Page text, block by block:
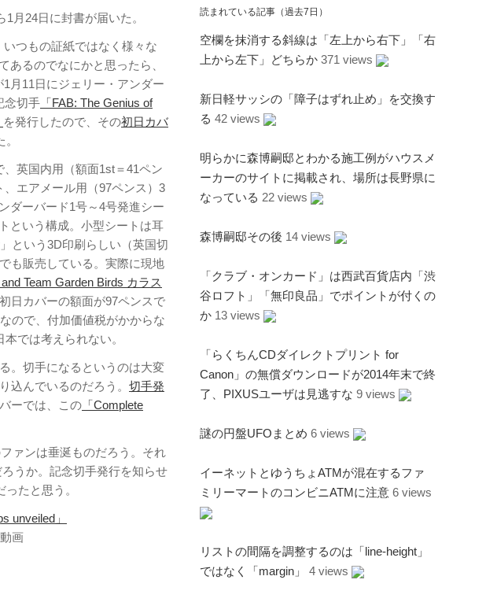
1月24日に封書が届いた。
つもの証紙ではなく様々な
あるのでなにかと思ったら、
1月11日にジェリー・アンダー
念切手 「FAB: The Genius of
を発行したので、その初日カバ
、英国内用（額面1st＝41ペン
、エアメール用（97ペンス）3
ダーバード1号～4号発進シー
という構成。小型シートは耳
という3D印刷らしい（英国切
でも販売している。実際に現地
and Team Garden Birds カラス
日カバーの額面が97ペンスで
ので、付加価値税がかからな
では考えられない。
。切手になるというのは大変
込んでいるのだろう。 切手発
ーでは、この 「Complete
ァンは垂涎ものだろう。それ
うか。記念切手発行を知らせ
たと思う。
unveiled」
画
読まれている記事（過去7日）
空欄を抹消する斜線は「左上から右下」「右
上から左下」どちらか 371 views
新日軽サッシの「障子はずれ止め」を交換す
る 42 views
明らかに森博嗣邸とわかる施工例がハウスメ
ーカーのサイトに掲載され、場所は長野県に
なっている 22 views
森博嗣邸その後 14 views
「クラブ・オンカード」は西武百貨店内「渋
谷ロフト」「無印良品」でポイントが付くの
か 13 views
「らくちんCDダイレクトプリント for
Canon」の無償ダウンロードが2014年末で終
了、PIXUSユーザは見逃すな 9 views
謎の円盤UFOまとめ 6 views
イーネットとゆうちょATMが混在するファ
ミリーマートのコンビニATMに注意 6 views
リストの間隔を調整するのは「line-height」
ではなく「margin」
4 views